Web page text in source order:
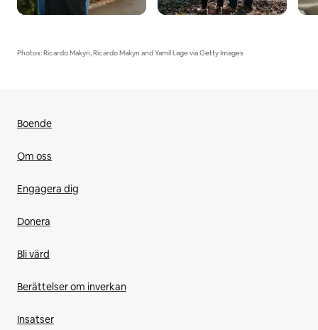
Brayden
Photos: Ricardo Makyn, Ricardo Makyn and Yamil Lage via Getty Images
Boende
Om oss
Engagera dig
Donera
Bli värd
Berättelser om inverkan
Insatser